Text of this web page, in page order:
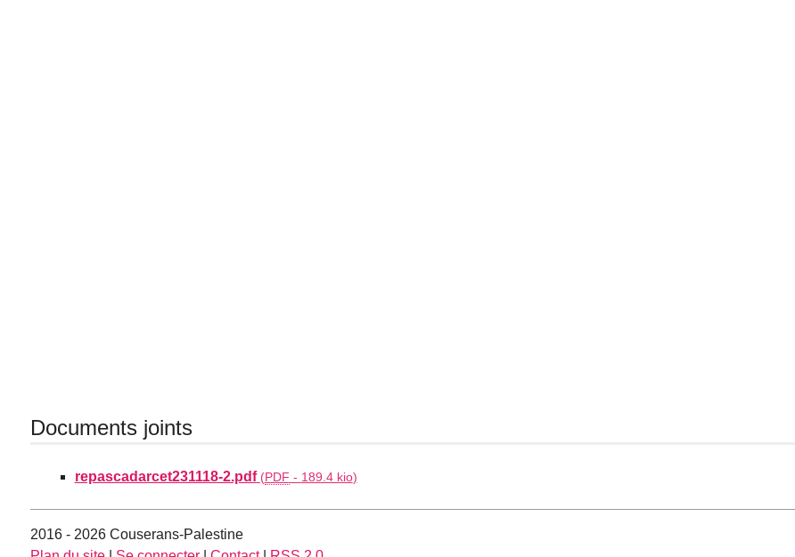
Documents joints
repascadarcet231118-2.pdf (PDF - 189.4 kio)
2016 - 2026 Couserans-Palestine